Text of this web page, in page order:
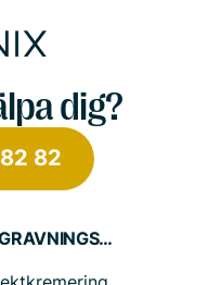
dig?
82
BEGRAVNINGSTJÄNSTER